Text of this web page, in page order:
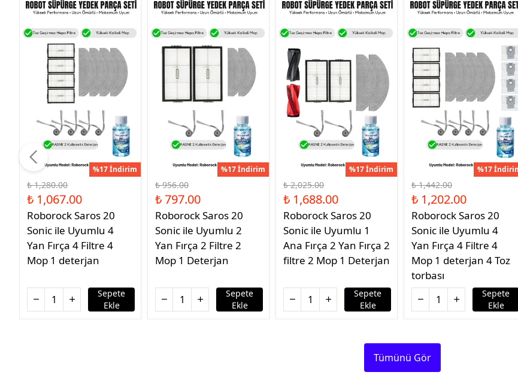
%17 İndirim
₺ 1,280.00
₺ 1,067.00
Roborock Saros 20
Sonic ile Uyumlu 4
Yan Fırça 4 Filtre 4
Mop 1 deterjan
Sepete
Ekle
%17 İndirim
₺ 956.00
₺ 797.00
Roborock Saros 20
Sonic ile Uyumlu 2
Yan Fırça 2 Filtre 2
Mop 1 Deterjan
Sepete
Ekle
%17 İndirim
₺ 2,025.00
₺ 1,688.00
Roborock Saros 20
Sonic ile Uyumlu 1
Ana Fırça 2 Yan Fırça 2
filtre 2 Mop 1 Deterjan
Sepete
Ekle
%17
₺ 1,442.00
₺ 1,202.00
Roborock Saros 20
Sonic ile Uyumlu 4
Yan Fırça 4 Filtre 4
Mop 1 deterjan 4 Toz
torbası
Sepete
Ekle
Tümünü Gör